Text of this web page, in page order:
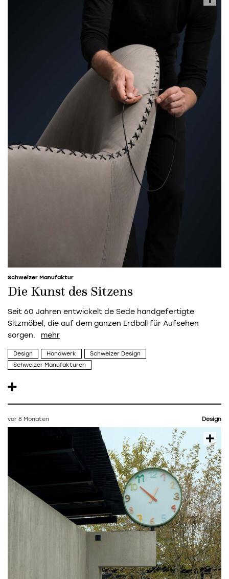
Schweizer Manufaktur
Die Kunst des Sitzens
Seit 60 Jahren entwickelt de Sede handgefertigte
Sitzmöbel, die auf dem ganzen Erdball für Aufsehen
sorgen.
Design Handwerk
Schweizer Design
Schweizer Manufakturen
vor 8 Monaten Design